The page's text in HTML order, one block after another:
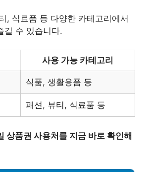
, 식료품 등 다양한 카테고리에서
길 수 있습니다.
사용 가능 카테고리
식품, 생활용품 등
패션, 뷰티, 식료품 등
상품권 사용처를 지금 바로 확인해